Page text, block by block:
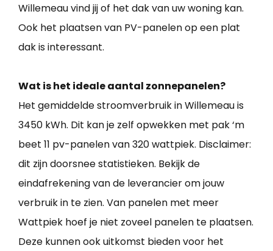
Willemeau vind jij of het dak van uw woning kan.
Ook het plaatsen van PV-panelen op een plat
dak is interessant.
Wat is het ideale aantal zonnepanelen?
Het gemiddelde stroomverbruik in Willemeau is
3450 kWh. Dit kan je zelf opwekken met pak ‘m
beet 11 pv-panelen van 320 wattpiek. Disclaimer:
dit zijn doorsnee statistieken. Bekijk de
eindafrekening van de leverancier om jouw
verbruik in te zien. Van panelen met meer
Wattpiek hoef je niet zoveel panelen te plaatsen.
Deze kunnen ook uitkomst bieden voor het